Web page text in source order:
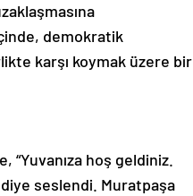
demokratik
karşı koymak üzere bir
“Yuvanıza hoş geldiniz.
seslendi. Muratpaşa